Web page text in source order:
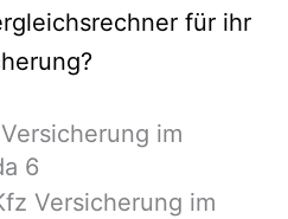
für ihr
im
6
Versicherung im